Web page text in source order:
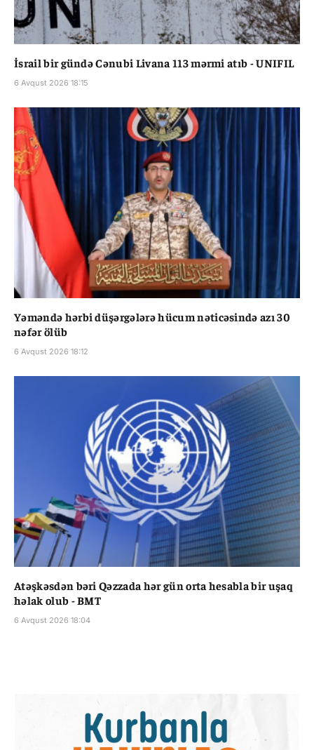
İsrail bir gündə Cənubi Livana 113 mərmi atıb - UNIFIL
6 Avqust 2026 18:15
Yəməndə hərbi düşərgələrə hücum nəticəsində azı 30
nəfər ölüb
6 Avqust 2026 18:12
Atəşkəsdən bəri Qəzzada hər gün orta hesabla bir uşaq
həlak olub - BMT
6 Avqust 2026 18:04